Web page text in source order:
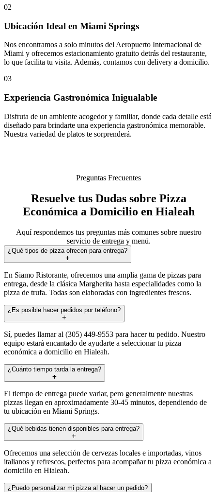
02
Ubicación Ideal en Miami Springs
Nos encontramos a solo minutos del Aeropuerto Internacional de
Miami y ofrecemos estacionamiento gratuito detrás del restaurante,
lo que facilita tu visita. Además, contamos con delivery a domicilio.
03
Experiencia Gastronómica Inigualable
Disfruta de un ambiente acogedor y familiar, donde cada detalle está
diseñado para brindarte una experiencia gastronómica memorable.
Nuestra variedad de platos te sorprenderá.
Preguntas Frecuentes
Resuelve tus Dudas sobre Pizza
Económica a Domicilio en Hialeah
Aquí respondemos tus preguntas más comunes sobre nuestro
servicio de entrega y menú.
¿Qué tipos de pizza ofrecen para entrega?
En Siamo Ristorante, ofrecemos una amplia gama de pizzas para
entrega, desde la clásica Margherita hasta especialidades como la
pizza de trufa. Todas son elaboradas con ingredientes frescos.
¿Es posible hacer pedidos por teléfono?
Sí, puedes llamar al (305) 449-9553 para hacer tu pedido. Nuestro
equipo estará encantado de ayudarte a seleccionar tu pizza
económica a domicilio en Hialeah.
¿Cuánto tiempo tarda la entrega?
El tiempo de entrega puede variar, pero generalmente nuestras
pizzas llegan en aproximadamente 30-45 minutos, dependiendo de
tu ubicación en Miami Springs.
¿Qué bebidas tienen disponibles para entrega?
Ofrecemos una selección de cervezas locales e importadas, vinos
italianos y refrescos, perfectos para acompañar tu pizza económica a
domicilio en Hialeah.
¿Puedo personalizar mi pizza al hacer un pedido?